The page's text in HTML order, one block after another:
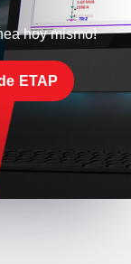
hoy mismo!
ETAP